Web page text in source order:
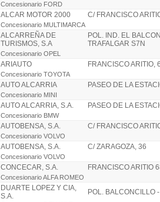
Concesionario FORD
ALCAR MOTOR 2000 C/ FRANCISCO
Concesionario MULTIMARCA
ALCARREÑA DE
TURISMOS, S.A
POL. IND. EL
TRAFALGAR S7N
Concesionario OPEL
ARIAUTO FRANCISCO ARITIO,
Concesionario TOYOTA
AUTO ALCARRIA PASEO DE LA
Concesionario MINI
AUTO ALCARRIA, S.A. PASEO DE LA
Concesionario BMW
AUTOBENSA, S.A. C/ FRANCISCO
Concesionario VOLVO
AUTOBENSA, S.A. C/ ZARAGOZA, 36
Concesionario VOLVO
CONCECAR, S.A. FRANCISCO ARITIO
Concesionario ALFA ROMEO
DUARTE LOPEZ Y CIA,
S.A.
POL. BALCONCILLO